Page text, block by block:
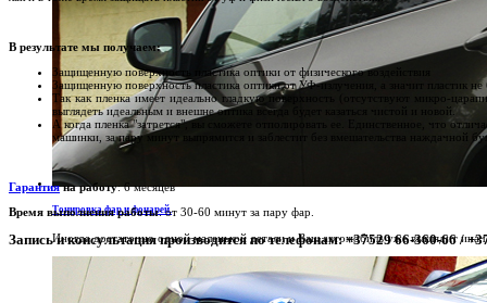
Тонировка фар и фонарей.
Иногда достаточно одной маленькой детали и Ваш автомобиль уже выглядит
В результате мы получаем:
Защищенную поверхность пластика оптики от физического воздействия
Защищенную поверхность пластика оптики от УФ-излучения, а значит пластик
Так как пленка имеет идеально гладкую поверхность (отсутствуют микро-
выглядеть идеальным и внешне оптика всегда будет казаться чистой и новой.
А когда пленка "затрется", вы сможете отполировать ее. Единственное, что
машинки, за пару минут выпрямится и заблестит без вмешательства наждачной
Гарантияна работу: 6 месяцев
Время выполнения работы: от 30-60 минут за пару фар.
Запись и консультация производится по телефонам:+37529 66-360-66 /